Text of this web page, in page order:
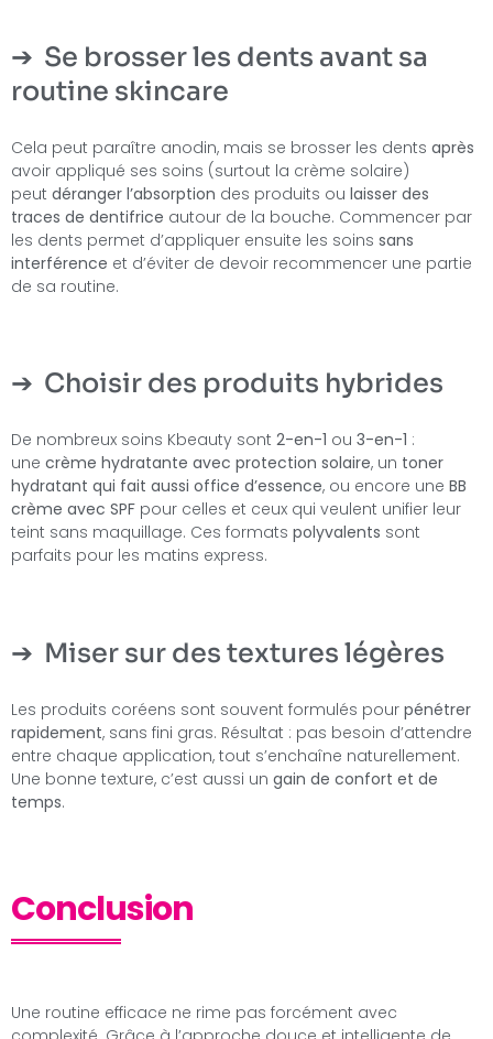
Se brosser les dents avant sa
routine skincare
Cela peut paraître anodin, mais se brosser les dents après
avoir appliqué ses soins (surtout la crème solaire)
peut déranger l’absorption des produits ou laisser des
traces de dentifrice autour de la bouche. Commencer par
les dents permet d’appliquer ensuite les soins sans
interférence et d’éviter de devoir recommencer une partie
de sa routine.
Choisir des produits hybrides
De nombreux soins Kbeauty sont 2-en-1 ou 3-en-1 :
une crème hydratante avec protection solaire, un toner
hydratant qui fait aussi office d’essence, ou encore une BB
crème avec SPF pour celles et ceux qui veulent unifier leur
teint sans maquillage. Ces formats polyvalents sont
parfaits pour les matins express.
Miser sur des textures légères
Les produits coréens sont souvent formulés pour pénétrer
rapidement, sans fini gras. Résultat : pas besoin d’attendre
entre chaque application, tout s’enchaîne naturellement.
Une bonne texture, c’est aussi un gain de confort et de
temps.
Conclusion
Une routine efficace ne rime pas forcément avec